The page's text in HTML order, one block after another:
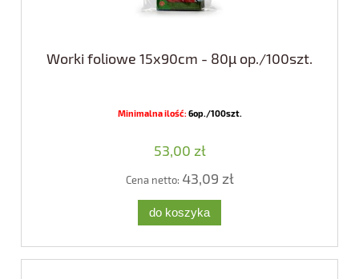
Worki foliowe 15x90cm - 80µ op./100szt.
Minimalna ilość:6op./100szt.
53,00 zł
Cena netto: 43,09 zł
do koszyka